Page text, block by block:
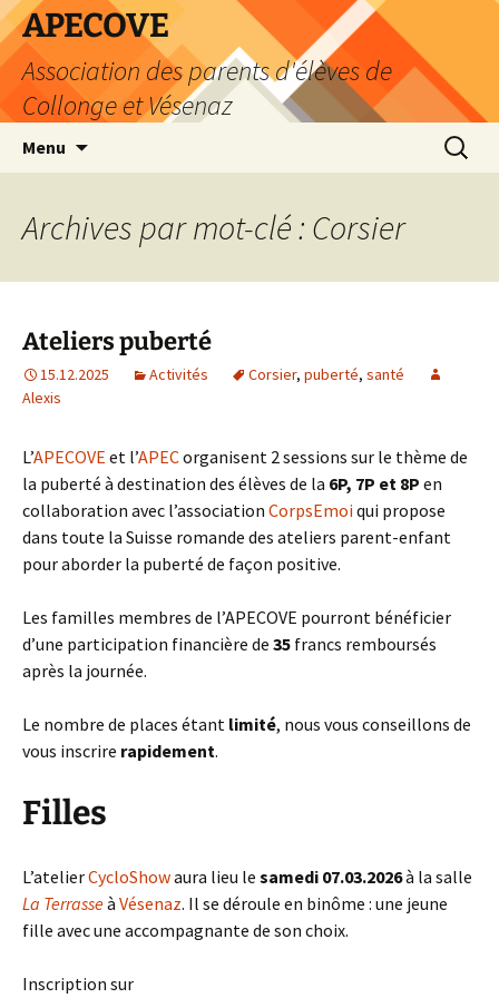
Aller
au
contenu
APECOVE
Association des parents d'élèves de
Collonge et Vésenaz
Menu
Archives par mot-clé : Corsier
Ateliers puberté
15.12.2025 Activités Corsier, puberté, santé
Alexis
L’APECOVE et l’APECorganisent 2 sessions sur le thème de
la puberté à destination des élèves de la 6P, 7P et 8P en
collaboration avec l’association CorpsEmoiqui propose
dans toute la Suisse romande des ateliers parent-enfant
pour aborder la puberté de façon positive.
Les familles membres de l’APECOVE pourront bénéficier
d’une participation financière de 35 francs remboursés
après la journée.
Le nombre de places étant limité, nous vous conseillons de
vous inscrire rapidement.
Filles
L’atelierCycloShowaura lieu le samedi 07.03.2026à la salle
La Terrasseà Vésenaz. Il se déroule en binôme : une jeune
fille avec une accompagnante de son choix.
Inscription sur